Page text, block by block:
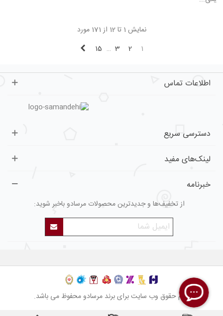
نمایش 1 تا 12 از 171 مورد
1
2
3
…
15
اطلاعات تماس
دسترسی سریع
لینک‌های مفید
خبرنامه
از تخفیف‌ها و جدیدترین محصولات مرسادو باخبر شوید:
تمام حقوق وب سایت برای برند مرسادو محفوظ می باشد.